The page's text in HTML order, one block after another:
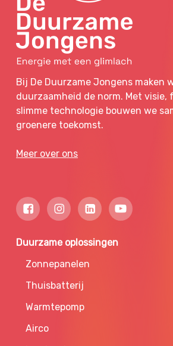
Bij De Duurzame Jongens maken
duurzaamheid de norm. Met visie,
slimme technologie bouwen we
groenere toekomst.
Meer over ons
Duurzame oplossingen
Zonnepanelen
Thuisbatterij
Warmtepomp
Airco